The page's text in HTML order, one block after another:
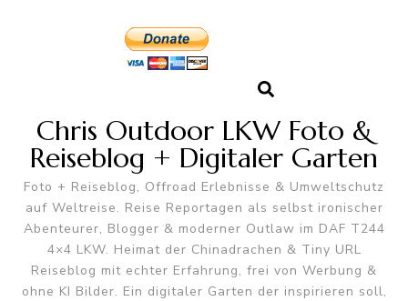
Chris Outdoor LKW Foto &
Reiseblog + Digitaler Garten
Foto + Reiseblog, Offroad Erlebnisse & Umweltschutz
auf Weltreise. Reise Reportagen als selbst ironischer
Abenteurer, Blogger & moderner Outlaw im DAF T244
4×4 LKW. Heimat der Chinadrachen & Tiny URL
Reiseblog mit echter Erfahrung, frei von Werbung &
ohne KI Bilder. Ein digitaler Garten der inspirieren soll,